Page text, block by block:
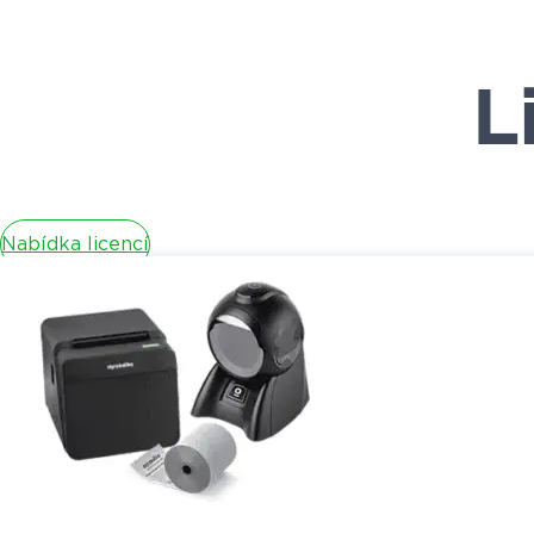
Nabídka licencí